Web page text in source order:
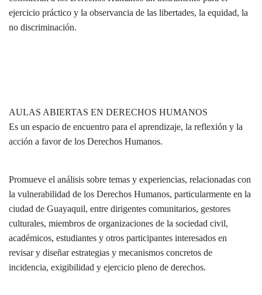
ejercicio práctico y la observancia de las libertades, la equidad, la
no discriminación.
AULAS ABIERTAS EN DERECHOS HUMANOS
Es un espacio de encuentro para el aprendizaje, la reflexión y la
acción a favor de los Derechos Humanos.
Promueve el análisis sobre temas y experiencias, relacionadas con
la vulnerabilidad de los Derechos Humanos, particularmente en la
ciudad de Guayaquil, entre dirigentes comunitarios, gestores
culturales, miembros de organizaciones de la sociedad civil,
académicos, estudiantes y otros participantes interesados en
revisar y diseñar estrategias y mecanismos concretos de
incidencia, exigibilidad y ejercicio pleno de derechos.